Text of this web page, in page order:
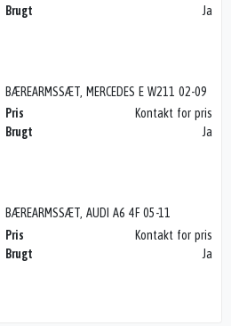
Brugt
Ja
BÆREARMSSÆT, MERCEDES E W211 02-09
Pris
Kontakt for pris
Brugt
Ja
BÆREARMSSÆT, AUDI A6 4F 05-11
Pris
Kontakt for pris
Brugt
Ja